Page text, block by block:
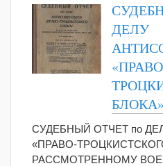
ДЕЛУ
БЛОКА»
СУДЕБНЫЙ ОТЧЕТ по
«ПРАВО-
РАССМОТРЕННОМУ